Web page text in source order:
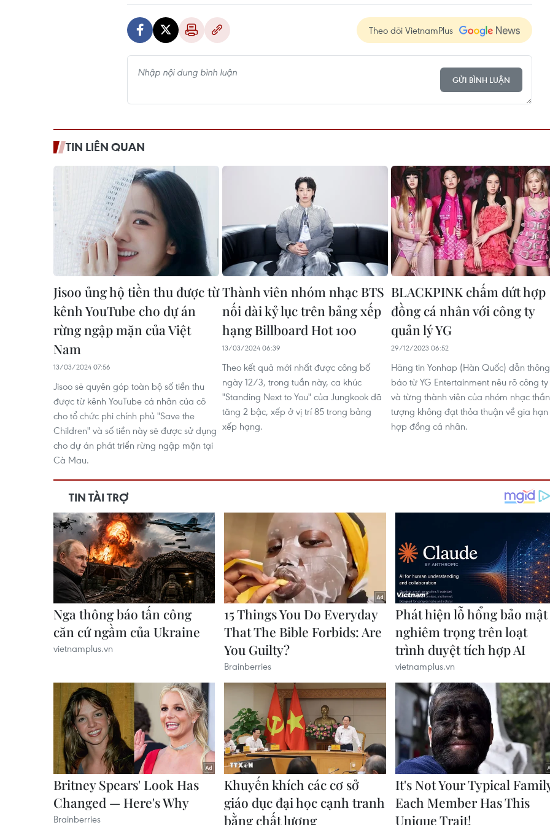
Theo dõi VietnamPlus
GỬI BÌNH LUẬN
TIN LIÊN QUAN
Jisoo ủng hộ tiền thu được từ
kênh YouTube cho dự án
rừng ngập mặn của Việt
Nam
13/03/2024 07:56
Jisoo sẽ quyên góp toàn bộ số tiền thu
được từ kênh YouTube cá nhân của cô
cho tổ chức phi chính phủ "Save the
Children" và số tiền này sẽ được sử dụng
cho dự án phát triển rừng ngập mặn tại
Cà Mau.
Thành viên nhóm nhạc BTS
nối dài kỷ lục trên bảng xếp
hạng Billboard Hot 100
13/03/2024 06:39
Theo kết quả mới nhất được công bố
ngày 12/3, trong tuần này, ca khúc
"Standing Next to You" của Jungkook đã
tăng 2 bậc, xếp ở vị trí 85 trong bảng
xếp hạng.
BLACKPINK chấm dứt hợp
đồng cá nhân với công ty
quản lý YG
29/12/2023 06:52
Hãng tin Yonhap (Hàn Quốc) dẫn thông
báo từ YG Entertainment nêu rõ công ty
và từng thành viên của nhóm nhạc thần
tượng không đạt thỏa thuận về gia hạn
hợp đồng cá nhân.